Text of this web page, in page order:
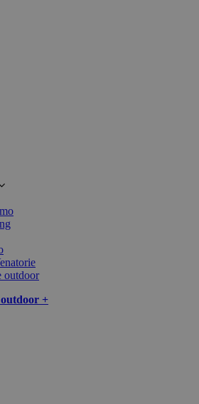
outdoor
+